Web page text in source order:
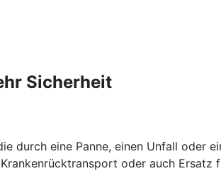
Sicherheit
eine Panne, einen Unfall oder
oder auch Ersatz